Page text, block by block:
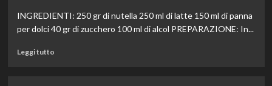
mangiare
INGREDIENTI: 250 gr di nutella 250 ml di latte 150 ml di panna
per dolci 40 gr di zucchero 100 ml di alcol PREPARAZIONE: In...
Leggi tuttoLeggi